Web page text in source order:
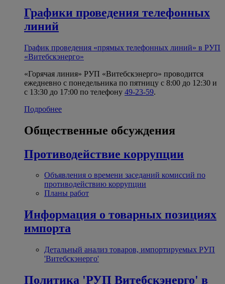
Графики проведения телефонных
линий
График проведения «прямых телефонных линий» в РУП
«Витебскэнерго»
«Горячая линия» РУП «Витебскэнерго» проводится
ежедневно с понедельника по пятницу с 8:00 до 12:30 и
с 13:30 до 17:00 по телефону 49-23-59.
Подробнее
Общественные обсуждения
Противодействие коррупции
Объявления о времени заседаний комиссий по
противодействию коррупции
Планы работ
Информация о товарных позициях
импорта
Детальный анализ товаров, импортируемых РУП
'Витебскэнерго'
Политика 'РУП Витебскэнерго' в